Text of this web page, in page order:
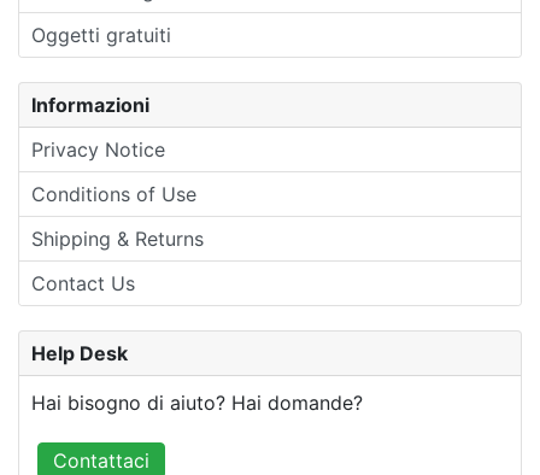
Oggetti gratuiti
Informazioni
Privacy Notice
Conditions of Use
Shipping & Returns
Contact Us
Help Desk
Hai bisogno di aiuto? Hai domande?
Contattaci